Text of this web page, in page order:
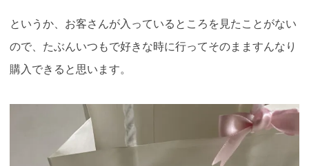
というか、お客さんが入っているところを見たことがない
ので、たぶんいつもで好きな時に行ってそのまますんなり
購入できると思います。